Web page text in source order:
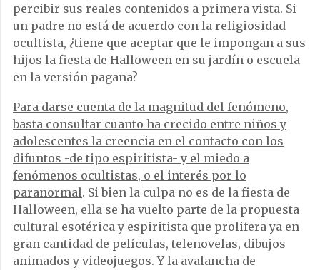
percibir sus reales contenidos a primera vista. Si
un padre no está de acuerdo con la religiosidad
ocultista, ¿tiene que aceptar que le impongan a sus
hijos la fiesta de Halloween en su jardín o escuela
en la versión pagana?
Para darse cuenta de la magnitud del fenómeno,
basta consultar cuanto ha crecido entre niños y
adolescentes la creencia en el contacto con los
difuntos -de tipo espiritista- y el miedo a
fenómenos ocultistas, o el interés por lo
paranormal. Si bien la culpa no es de la fiesta de
Halloween, ella se ha vuelto parte de la propuesta
cultural esotérica y espiritista que prolifera ya en
gran cantidad de películas, telenovelas, dibujos
animados y videojuegos. Y la avalancha de